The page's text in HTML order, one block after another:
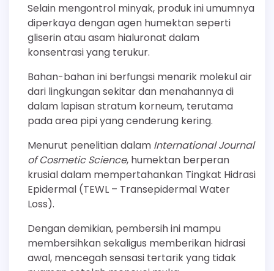
Selain mengontrol minyak, produk ini umumnya
diperkaya dengan agen humektan seperti
gliserin atau asam hialuronat dalam
konsentrasi yang terukur.
Bahan-bahan ini berfungsi menarik molekul air
dari lingkungan sekitar dan menahannya di
dalam lapisan stratum korneum, terutama
pada area pipi yang cenderung kering.
Menurut penelitian dalam International Journal
of Cosmetic Science, humektan berperan
krusial dalam mempertahankan Tingkat Hidrasi
Epidermal (TEWL – Transepidermal Water
Loss).
Dengan demikian, pembersih ini mampu
membersihkan sekaligus memberikan hidrasi
awal, mencegah sensasi tertarik yang tidak